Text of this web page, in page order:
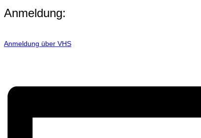
Anmeldung:
Anmeldung über VHS